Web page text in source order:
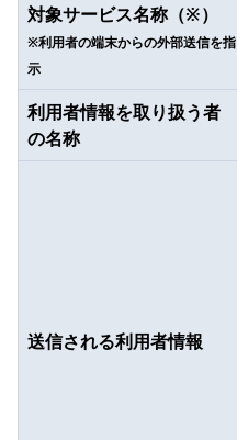
対象サービス名称（※）
※利用者の端末からの外部送信を指
示
利用者情報を取り扱う者
の名称
送信される利用者情報